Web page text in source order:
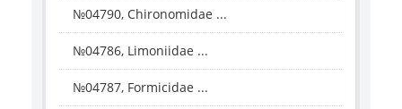
№04790, Chironomidae ...
№04786, Limoniidae ...
№04787, Formicidae ...